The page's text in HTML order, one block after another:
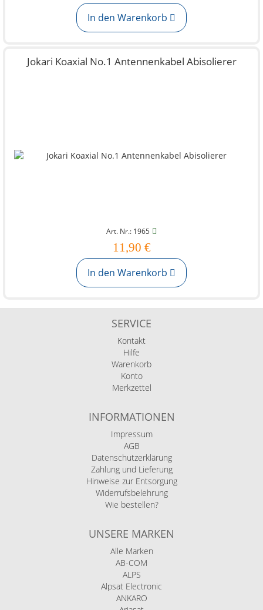
In den Warenkorb
Jokari Koaxial No.1 Antennenkabel Abisolierer
Art. Nr.: 1965
11,90 €
In den Warenkorb
SERVICE
Kontakt
Hilfe
Warenkorb
Konto
Merkzettel
INFORMATIONEN
Impressum
AGB
Datenschutzerklärung
Zahlung und Lieferung
Hinweise zur Entsorgung
Widerrufsbelehrung
Wie bestellen?
UNSERE MARKEN
Alle Marken
AB-COM
ALPS
Alpsat Electronic
ANKARO